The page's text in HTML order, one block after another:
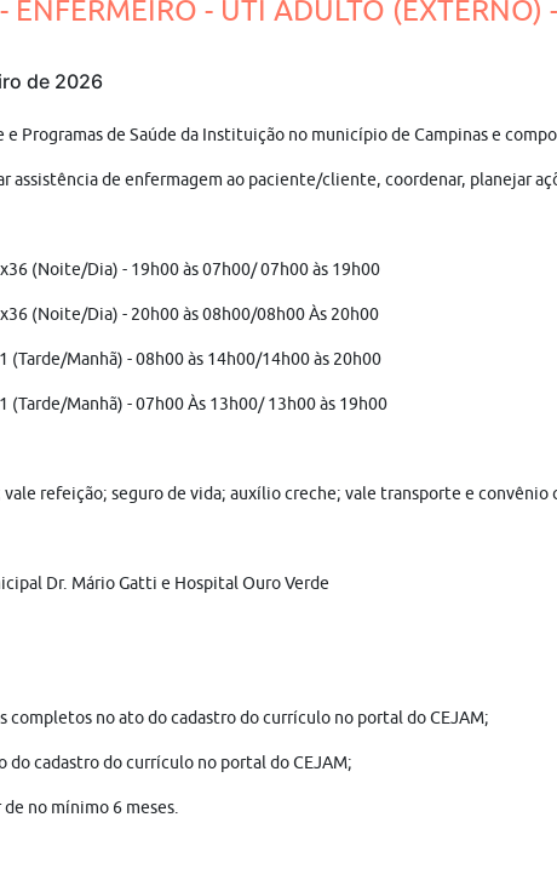
- UTI ADULTO (EXTERNO)
de 2026
e Programas de Saúde da Instituição no município de Campinas e
assistência de enfermagem ao paciente/cliente, coordenar, planejar
(Noite/Dia) - 19h00 às 07h00/ 07h00 às 19h00
(Noite/Dia) - 20h00 às 08h00/08h00 Às 20h00
(Tarde/Manhã) - 08h00 às 14h00/14h00 às 20h00
(Tarde/Manhã) - 07h00 Às 13h00/ 13h00 às 19h00
refeição; seguro de vida; auxílio creche; vale transporte e
Dr. Mário Gatti e Hospital Ouro Verde
completos no ato do cadastro do currículo no portal do CEJAM;
do cadastro do currículo no portal do CEJAM;
no mínimo 6 meses.